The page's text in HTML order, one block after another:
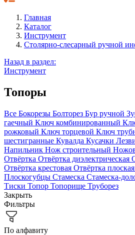
Главная
Каталог
Инструмент
Столярно-слесарный ручной
Назад в раздел:
Инструмент
Топоры
Все Бокорезы Болторез Бур ручной
гаечный Ключ комбинированный
рожковый Ключ торцевой Ключ
шестигранные Кувалда Кусачки
Напильник Нож строительный
Отвёртка Отвёртка диэлектрическая
Отвёртка крестовая Отвёртка плоская
Плоскогубцы Стамеска Стамеска-
Тиски Топор Топорище Труборез
Закрыть
Фильтры
По алфавиту